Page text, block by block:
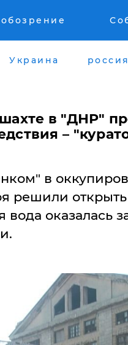
Украина россия
в "ДНР"
–
в
решили
вода оказалась